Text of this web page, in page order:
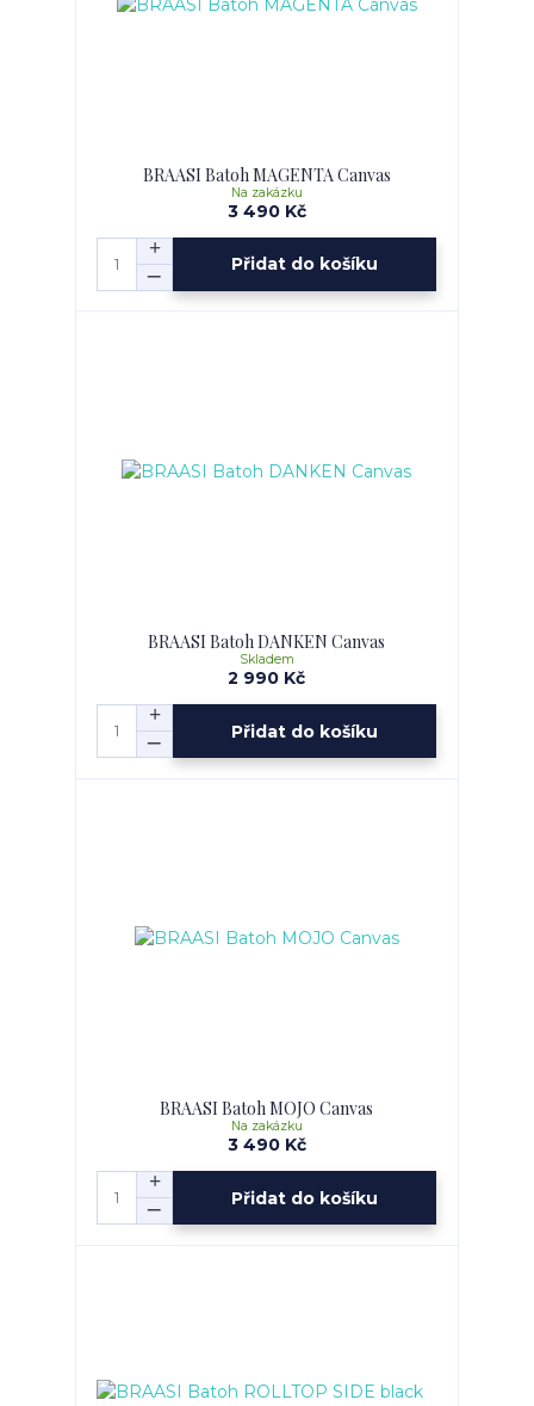
BRAASI Batoh MAGENTA Canvas
3 490 Kč
Na zakázku
Přidat do košíku
BRAASI Batoh DANKEN Canvas
2 990 Kč
Skladem
Přidat do košíku
BRAASI Batoh MOJO Canvas
3 490 Kč
Na zakázku
Přidat do košíku